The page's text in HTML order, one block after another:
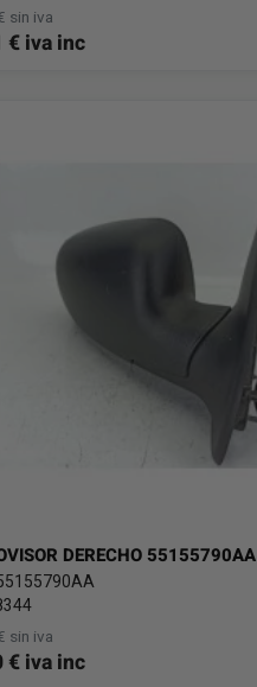
sin iva
€ iva inc
DERECHO 55155790AA
sin iva
€ iva inc